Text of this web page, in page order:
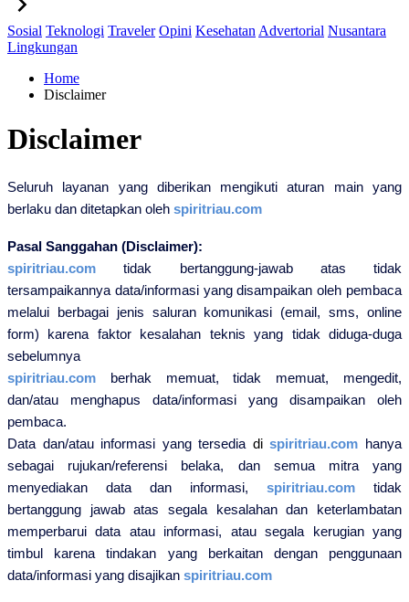
Sosial Teknologi Traveler Opini Kesehatan Advertorial Nusantara
Lingkungan
Home
Disclaimer
Disclaimer
Seluruh layanan yang diberikan mengikuti aturan main yang
berlaku dan ditetapkan oleh spiritriau.com
Pasal Sanggahan (Disclaimer):
spiritriau.com tidak bertanggung-jawab atas tidak
tersampaikannya data/informasi yang disampaikan oleh pembaca
melalui berbagai jenis saluran komunikasi (email, sms, online
form) karena faktor kesalahan teknis yang tidak diduga-duga
sebelumnya
spiritriau.com berhak memuat, tidak memuat, mengedit,
dan/atau menghapus data/informasi yang disampaikan oleh
pembaca.
Data dan/atau informasi yang tersedia di spiritriau.com hanya
sebagai rujukan/referensi belaka, dan semua mitra yang
menyediakan data dan informasi, spiritriau.com tidak
bertanggung jawab atas segala kesalahan dan keterlambatan
memperbarui data atau informasi, atau segala kerugian yang
timbul karena tindakan yang berkaitan dengan penggunaan
data/informasi yang disajikan spiritriau.com